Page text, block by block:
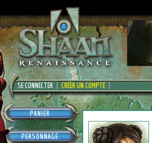
SE CONNECTER CRÉER UN COMPTE
PANIER
PERSONNAGE